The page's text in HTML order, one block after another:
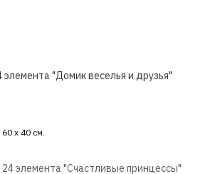
элемента "Домик веселья и друзья"
60 х 40 см.